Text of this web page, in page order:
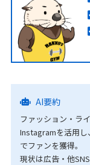
AI要約
ファッション・ラ
Instagramを活用し
でファンを獲得。
現状は広告・他